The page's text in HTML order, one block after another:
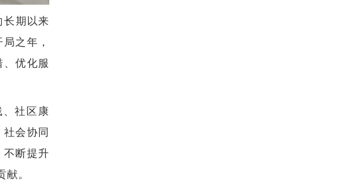
长期以来
之年，
优化服
社区康
会协同
不断提升
。